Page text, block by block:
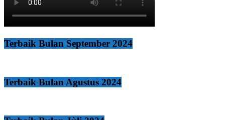
Terbaik Bulan September 2024
Terbaik Bulan Agustus 2024